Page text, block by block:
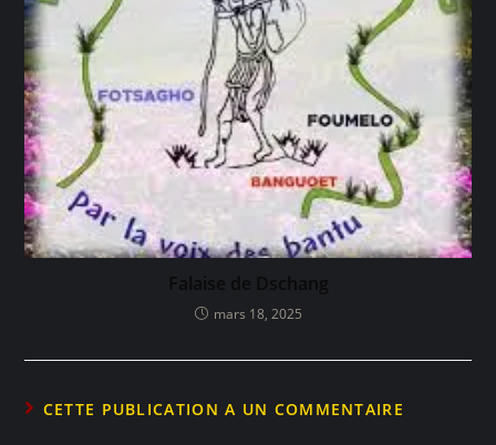
Falaise de Dschang
mars 18, 2025
CETTE PUBLICATION A UN COMMENTAIRE